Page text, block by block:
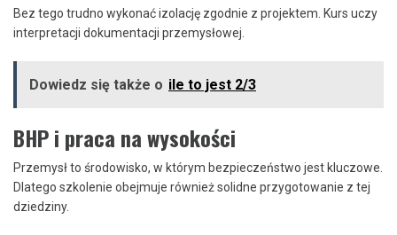
Bez tego trudno wykonać izolację zgodnie z projektem. Kurs uczy
interpretacji dokumentacji przemysłowej.
Dowiedz się także o ile to jest 2/3
BHP i praca na wysokości
Przemysł to środowisko, w którym bezpieczeństwo jest kluczowe.
Dlatego szkolenie obejmuje również solidne przygotowanie z tej
dziedziny.